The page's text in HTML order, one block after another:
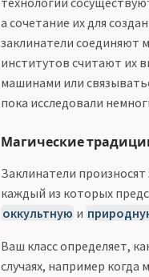
а сочетание их для
заклинатели соединяют
институтов считают их
машинами или
пока исследовали
Магические
Заклинатели
каждый из которых
оккультную и
Ваш класс определяет,
случаях, например когда